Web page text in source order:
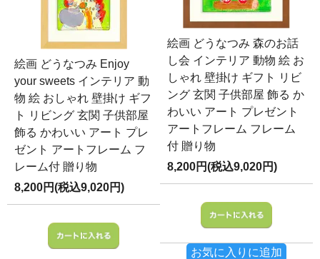
絵画 どうなつみ Enjoy
your sweets インテリア 動
物 絵 おしゃれ 壁掛け ギフ
ト リビング 玄関 子供部屋
飾る かわいい アート プレ
ゼント アートフレーム フ
レーム付 贈り物
8,200円(税込9,020円)
絵画 どうなつみ 森のお話
し会 インテリア 動物 絵 お
しゃれ 壁掛け ギフト リビ
ング 玄関 子供部屋 飾る か
わいい アート プレゼント
アートフレーム フレーム
付 贈り物
8,200円(税込9,020円)
お気に入りに追加